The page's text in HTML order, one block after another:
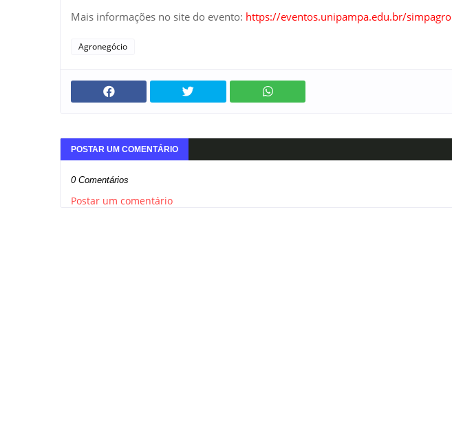
Mais informações no site do evento: https://eventos.unipampa.edu.br/simpagro
Agronegócio
POSTAR UM COMENTÁRIO
0 Comentários
Postar um comentário